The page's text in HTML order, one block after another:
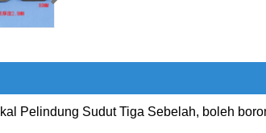
Pelindung Sudut Tiga Sebelah, boleh